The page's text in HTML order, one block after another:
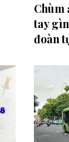
Chùm
tay
đoàn